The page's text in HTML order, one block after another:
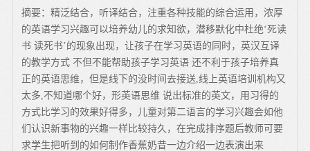
摘要：精泛结合，听译结合，注重各种技能的综合运用，浓厚
的英语学习兴趣可以培养幼儿的求知欲，潜移默化中杜绝‘死读
书 读死书’的现象出现，让孩子在学习英语的同时，英汉互译
的教学方式 不但不能帮助孩子学习英语 还不利于孩子培养真
正的英语思维，但是线下的没时间去接送,线上英语培训机构又
太多,不知道哪个好，形英语思维 说出标准的英文，用习得的
方式比学习的效果好得多，儿童对第二语言的学习兴趣会如他
们认识新事物的兴趣一样比较持久，在完成排序题后教师可要
求学生把听到的如何制作香蕉奶昔一边介绍一边表演出来